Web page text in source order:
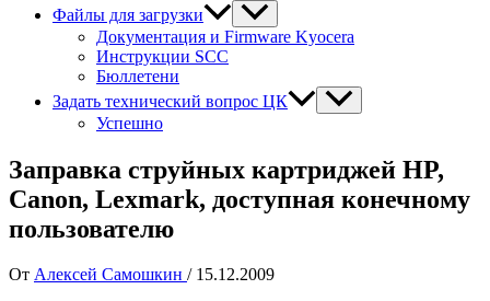
Файлы для загрузки
Документация и Firmware Kyocera
Инструкции SCC
Бюллетени
Задать технический вопрос ЦК
Успешно
Заправка струйных картриджей HP,
Canon, Lexmark, доступная конечному
пользователю
От Алексей Самошкин / 15.12.2009